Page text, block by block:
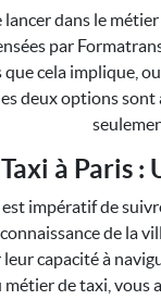
dans le
par
cela implique,
deux options
à Paris :
impératif de
de la
capacité à
de taxi, vous